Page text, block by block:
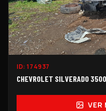
ID:174937
CHEVROLET SILVERADO
VER